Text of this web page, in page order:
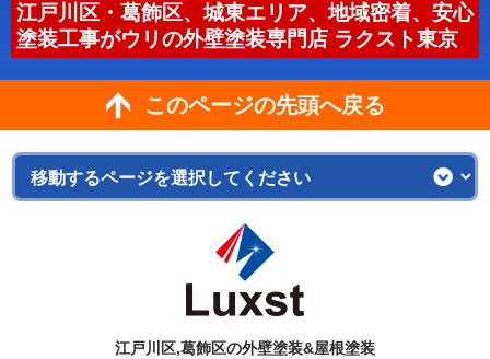
江戸川区・葛飾区、城東エリア、地域密着、安心
塗装工事がウリの外壁塗装専門店 ラクスト東京
このページの先頭へ戻る
江戸川区,葛飾区の外壁塗装&屋根塗装